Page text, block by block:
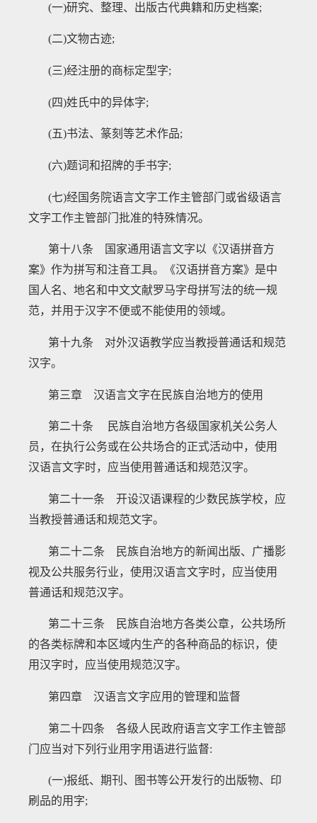
(一)研究、整理、出版古代典籍和历史档案;
(二)文物古迹;
(三)经注册的商标定型字;
(四)姓氏中的异体字;
(五)书法、篆刻等艺术作品;
(六)题词和招牌的手书字;
(七)经国务院语言文字工作主管部门或省级语言
文字工作主管部门批准的特殊情况。
第十八条 国家通用语言文字以《汉语拼音方
案》作为拼写和注音工具。《汉语拼音方案》是中
国人名、地名和中文文献罗马字母拼写法的统一规
范，并用于汉字不便或不能使用的领域。
第十九条 对外汉语教学应当教授普通话和规范
汉字。
第三章 汉语言文字在民族自治地方的使用
第二十条
民族自治地方各级国家机关公务人
员，在执行公务或在公共场合的正式活动中，使用
汉语言文字时，应当使用普通话和规范汉字。
第二十一条 开设汉语课程的少数民族学校，应
当教授普通话和规范文字。
第二十二条 民族自治地方的新闻出版、广播影
视及公共服务行业，使用汉语言文字时，应当使用
普通话和规范汉字。
第二十三条 民族自治地方各类公章，公共场所
的各类标牌和本区域内生产的各种商品的标识，使
用汉字时，应当使用规范汉字。
第四章 汉语言文字应用的管理和监督
第二十四条 各级人民政府语言文字工作主管部
门应当对下列行业用字用语进行监督:
(一)报纸、期刊、图书等公开发行的出版物、印
刷品的用字;